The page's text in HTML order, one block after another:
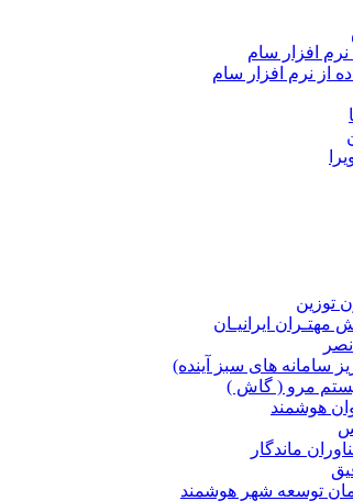
افزار سام
از نرم افزار سام
توزین
ایرانیـان
سامانه های سبز آینده)
مرو ( گاش )
هوشمند
ماندگار
توسعه شهر هوشمند